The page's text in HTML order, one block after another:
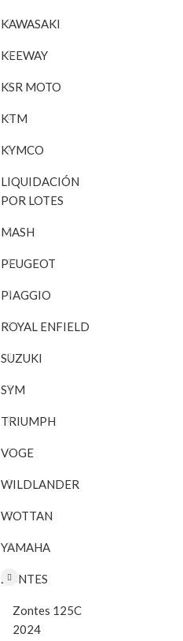
KAWASAKI
KEEWAY
KSR MOTO
KTM
KYMCO
LIQUIDACIÓN
POR LOTES
MASH
PEUGEOT
PIAGGIO
ROYAL ENFIELD
SUZUKI
SYM
TRIUMPH
VOGE
WILDLANDER
WOTTAN
YAMAHA
ZONTES
Zontes 125C
2024